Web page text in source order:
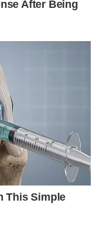
After Being
This Simple